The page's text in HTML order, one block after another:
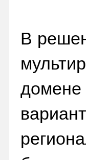
В